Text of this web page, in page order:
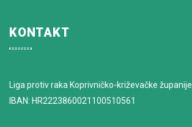
KONTAKT
Liga protiv raka Koprivničko-križevačke županije
IBAN: HR2223860021100510561